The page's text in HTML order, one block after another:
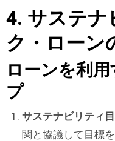
4. サステナ
ク・ローン
ローンを利
プ
サステナビリティ
関と協議して目標を